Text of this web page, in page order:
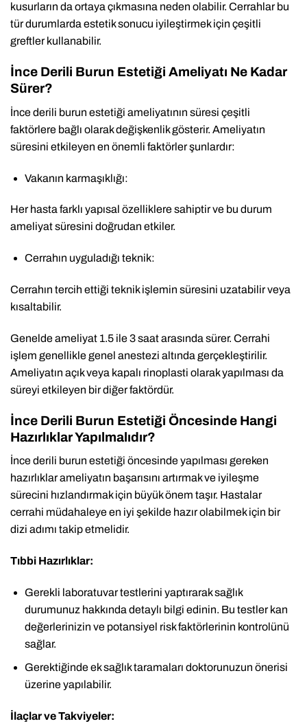
kusurların da ortaya çıkmasına neden olabilir. Cerrahlar bu
tür durumlarda estetik sonucu iyileştirmek için çeşitli
greftler kullanabilir.
İnce Derili Burun Estetiği Ameliyatı Ne Kadar
Sürer?
İnce derili burun estetiği ameliyatının süresi çeşitli
faktörlere bağlı olarak değişkenlik gösterir. Ameliyatın
süresini etkileyen en önemli faktörler şunlardır:
Vakanın karmaşıklığı:
Her hasta farklı yapısal özelliklere sahiptir ve bu durum
ameliyat süresini doğrudan etkiler.
Cerrahın uyguladığı teknik:
Cerrahın tercih ettiği teknik işlemin süresini uzatabilir veya
kısaltabilir.
Genelde ameliyat 1.5 ile 3 saat arasında sürer. Cerrahi
işlem genellikle genel anestezi altında gerçekleştirilir.
Ameliyatın açık veya kapalı rinoplasti olarak yapılması da
süreyi etkileyen bir diğer faktördür.
İnce Derili Burun Estetiği Öncesinde Hangi
Hazırlıklar Yapılmalıdır?
İnce derili burun estetiği öncesinde yapılması gereken
hazırlıklar ameliyatın başarısını artırmak ve iyileşme
sürecini hızlandırmak için büyük önem taşır. Hastalar
cerrahi müdahaleye en iyi şekilde hazır olabilmek için bir
dizi adımı takip etmelidir.
Tıbbi Hazırlıklar:
Gerekli laboratuvar testlerini yaptırarak sağlık
durumunuz hakkında detaylı bilgi edinin. Bu testler kan
değerlerinizin ve potansiyel risk faktörlerinin kontrolünü
sağlar.
Gerektiğinde ek sağlık taramaları doktorunuzun önerisi
üzerine yapılabilir.
İlaçlar ve Takviyeler: